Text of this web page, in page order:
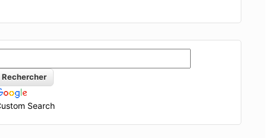
Search